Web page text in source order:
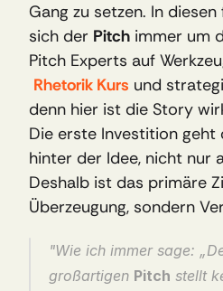
Gang zu setzen. In
sich der Pitch immer um
Pitch Experts auf
Rhetorik Kurs und
denn hier ist die Story
Die erste Investition geht
hinter der Idee, nicht nur
Deshalb ist das primäre
Überzeugung, sondern
"Wie ich immer sage:
großartigen Pitch stellt